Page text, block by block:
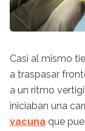
Casi al mismo
a traspasar
a un ritmo
iniciaban una
vacuna que